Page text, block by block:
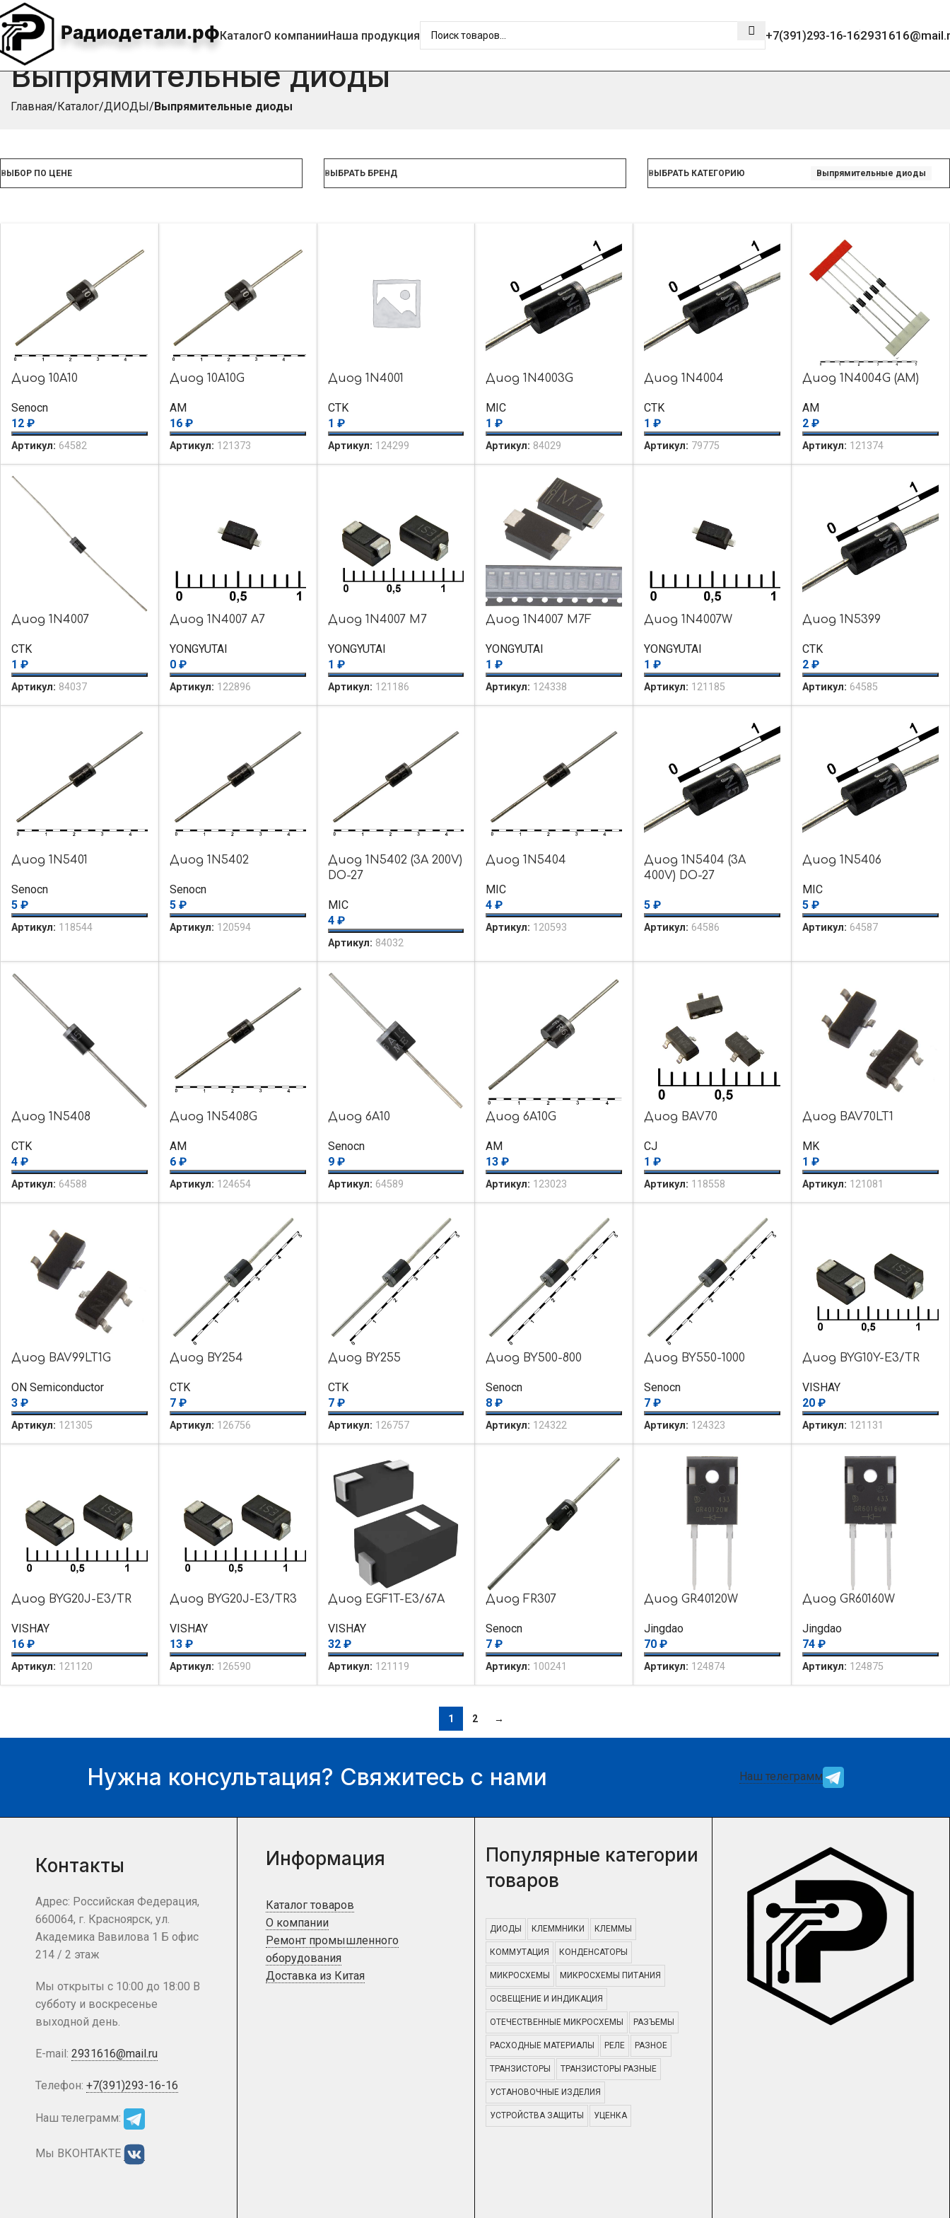
Радиодетали.рфКаталогО компанииНаша продукция +7(391)293-16-16
Выпрямительные диоды
Главная Каталог ДИОДЫ Выпрямительные диоды
ВЫБОР ПО ЦЕНЕ ВЫБРАТЬ БРЕНД ВЫБРАТЬ КАТЕГОРИЮ Выпрямительные диоды
Диод 10A10
Senocn
12 ₽
Артикул: 64582
Диод 10A10G
AM
16 ₽
Артикул: 121373
Диод 1N4001
CTK
1 ₽
Артикул: 124299
Диод 1N4003G
MIC
1₽
Артикул: 84029
Диод 1N4004
CTK
1₽
Артикул: 79775
Диод 1N4004G (AM)
AM
2₽
Артикул: 121374
Диод 1N4007
CTK
1 ₽
Артикул: 84037
Диод 1N4007 A7
YONGYUTAI
0 ₽
Артикул: 122896
Диод 1N4007 M7
YONGYUTAI
1 ₽
Артикул: 121186
Диод 1N4007 M7F
YONGYUTAI
1₽
Артикул: 124338
Диод 1N4007W
YONGYUTAI
1₽
Артикул: 121185
Диод 1N5399
CTK
2₽
Артикул: 64585
Диод 1N5401
Senocn
5 ₽
Артикул: 118544
Диод 1N5402
Senocn
5 ₽
Артикул: 120594
Диод 1N5402 (3A 200V)
DO-27
MIC
4 ₽
Артикул: 84032
Диод 1N5404
MIC
4₽
Артикул: 120593
Диод 1N5404 (3A
400V) DO-27
5₽
Артикул: 64586
Диод 1N5406
MIC
5₽
Артикул: 64587
Диод 1N5408
CTK
4 ₽
Артикул: 64588
Диод 1N5408G
AM
6 ₽
Артикул: 124654
Диод 6A10
Senocn
9 ₽
Артикул: 64589
Диод 6A10G
AM
13₽
Артикул: 123023
Диод BAV70
CJ
1₽
Артикул: 118558
Диод BAV70LT1
MK
1₽
Артикул: 121081
Диод BAV99LT1G
ON Semiconductor
3 ₽
Артикул: 121305
Диод BY254
CTK
7 ₽
Артикул: 126756
Диод BY255
CTK
7 ₽
Артикул: 126757
Диод BY500-800
Senocn
8₽
Артикул: 124322
Диод BY550-1000
Senocn
7₽
Артикул: 124323
Диод BYG10Y-E3/TR
VISHAY
20₽
Артикул: 121131
Диод BYG20J-E3/TR
VISHAY
16 ₽
Артикул: 121120
Диод BYG20J-E3/TR3
VISHAY
13 ₽
Артикул: 126590
Диод EGF1T-E3/67A
VISHAY
32 ₽
Артикул: 121119
Диод FR307
Senocn
7₽
Артикул: 100241
Диод GR40120W
Jingdao
70₽
Артикул: 124874
Диод GR60160W
Jingdao
74₽
Артикул: 124875
1 2 →
Нужна консультация? Свяжитесь с нами Наш телеграмм
Контакты
Адрес: Российская Федерация,
660064, г. Красноярск, ул.
Академика Вавилова 1 Б офис
214 / 2 этаж
Мы открыты с 10:00 до 18:00 В
субботу и воскресенье
выходной день.
E-mail: 2931616@mail.ru
Телефон: +7(391)293-16-16
Наш телеграмм:
Мы ВКОНТАКТЕ
Информация
Каталог товаров
О компании
Ремонт промышленного
оборудования
Доставка из Китая
Популярные категории
товаров
ДИОДЫ КЛЕММНИКИ КЛЕММЫ
КОММУТАЦИЯ КОНДЕНСАТОРЫ
МИКРОСХЕМЫ МИКРОСХЕМЫ ПИТАНИЯ
ОСВЕЩЕНИЕ И ИНДИКАЦИЯ
ОТЕЧЕСТВЕННЫЕ МИКРОСХЕМЫ РАЗЪЕМЫ
РАСХОДНЫЕ МАТЕРИАЛЫ РЕЛЕ РАЗНОЕ
ТРАНЗИСТОРЫ ТРАНЗИСТОРЫ РАЗНЫЕ
УСТАНОВОЧНЫЕ ИЗДЕЛИЯ
УСТРОЙСТВА ЗАЩИТЫ УЦЕНКА